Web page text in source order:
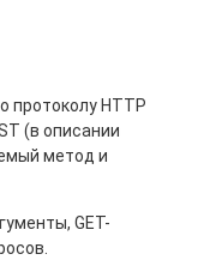
протоколу HTTP
(в описании
метод и
GET-